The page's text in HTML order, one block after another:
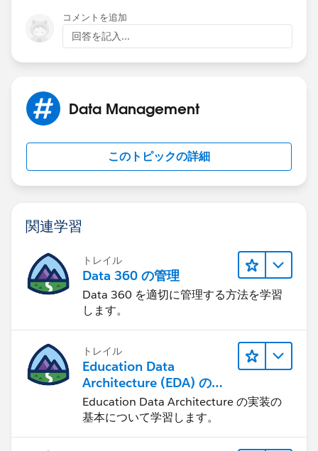
コメントを追加
回答を記入...
Data Management
このトピックの詳細
関連学習
トレイル
Data 360 の管理
Data 360 を適切に管理する方法を学習
します。
トレイル
Education Data
Architecture (EDA) の管
理
Education Data Architecture の実装の
基本について学習します。